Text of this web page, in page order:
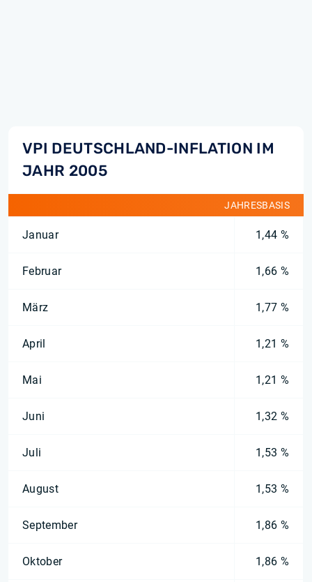
VPI DEUTSCHLAND-INFLATION IM
JAHR 2005
JAHRESBASIS
Januar 1,44 %
Februar 1,66 %
März 1,77 %
April 1,21 %
Mai 1,21 %
Juni 1,32 %
Juli 1,53 %
August 1,53 %
September 1,86 %
Oktober 1,86 %